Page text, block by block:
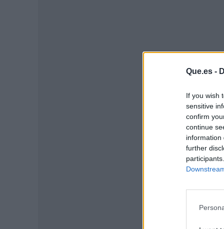
Que.es -
If you wish
sensitive
confirm
continue
information
further